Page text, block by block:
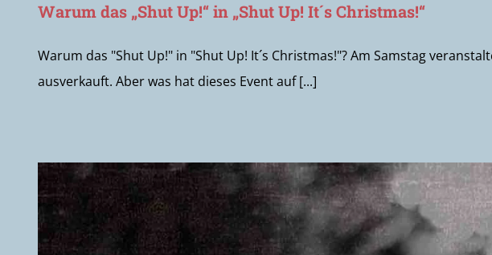
Warum das „Shut Up!“ in „Shut Up! It´s Christmas!“
Warum das "Shut Up!" in "Shut Up! It´s Christmas!"? Am Samstag
ausverkauft. Aber was hat dieses Event auf [...]